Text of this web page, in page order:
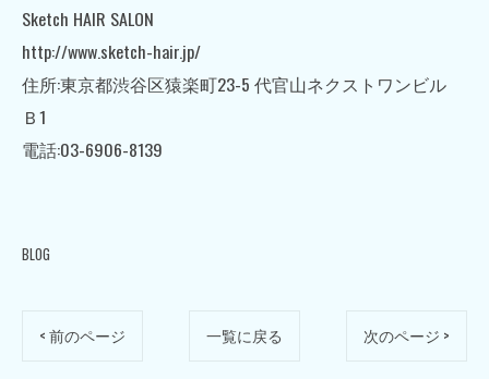
Sketch HAIR SALON
http://www.sketch-hair.jp/
住所:東京都渋谷区猿楽町23-5 代官山ネクストワンビル
Ｂ1
電話:03-6906-8139
BLOG
< 前のページ 一覧に戻る 次のページ >